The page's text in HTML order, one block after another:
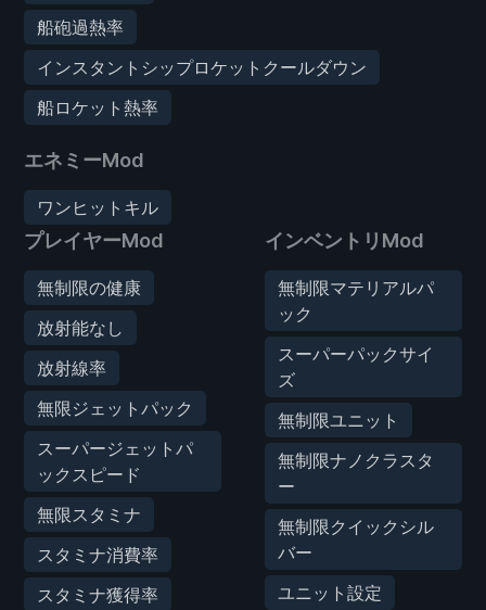
船砲過熱率
インスタントシップロケットクールダウン
船ロケット熱率
エネミーMod
ワンヒットキル
プレイヤーMod
無制限の健康
放射能なし
放射線率
無限ジェットパック
スーパージェットパ
ックスピード
無限スタミナ
スタミナ消費率
スタミナ獲得率
インベントリMod
無制限マテリアルパ
ック
スーパーパックサイ
ズ
無制限ユニット
無制限ナノクラスタ
ー
無制限クイックシル
バー
ユニット設定